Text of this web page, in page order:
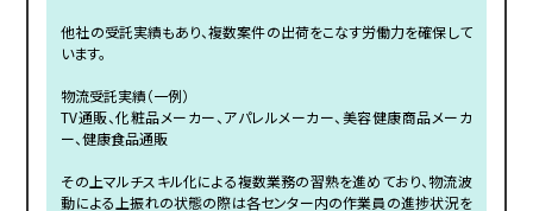
他社の受託実績もあり、複数案件の出荷をこなす労働力を確保して
います。
物流受託実績（一例）
TV通販、化粧品メーカー、アパレルメーカー、美容健康商品メーカ
ー、健康食品通販
その上マルチスキル化による複数業務の習熟を進めており、物流波
動による上振れの状態の際は各センター内の作業員の進捗状況を